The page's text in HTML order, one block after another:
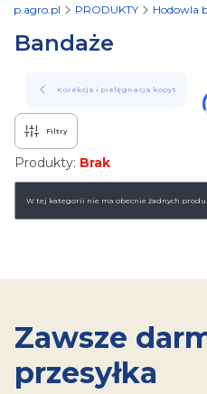
PRODUKTY Hodowla
Bandaże
Korekcja i pielęgnacja kopyt
Filtry
Produkty: Brak
Lista produktów
W tej kategorii nie ma obecnie żadnych
Zawsze
przesyłka